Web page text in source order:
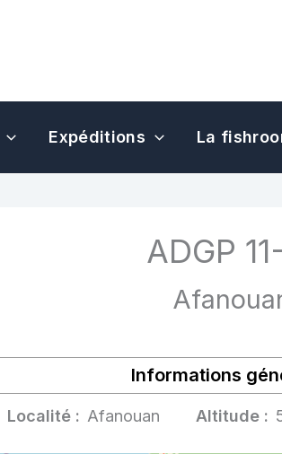
Expéditions La
ADGP
Informations
Localité : Afanouan Altitude :